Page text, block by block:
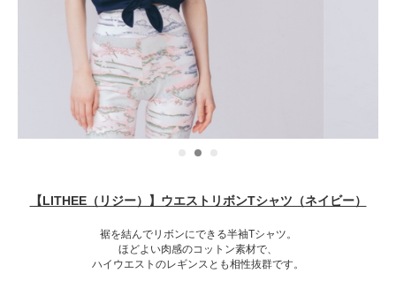
【LITHEE（リジー）】ウエストリボンTシャツ（ネイビー）
裾を結んでリボンにできる半袖Tシャツ。
ほどよい肉感のコットン素材で、
ハイウエストのレギンスとも相性抜群です。